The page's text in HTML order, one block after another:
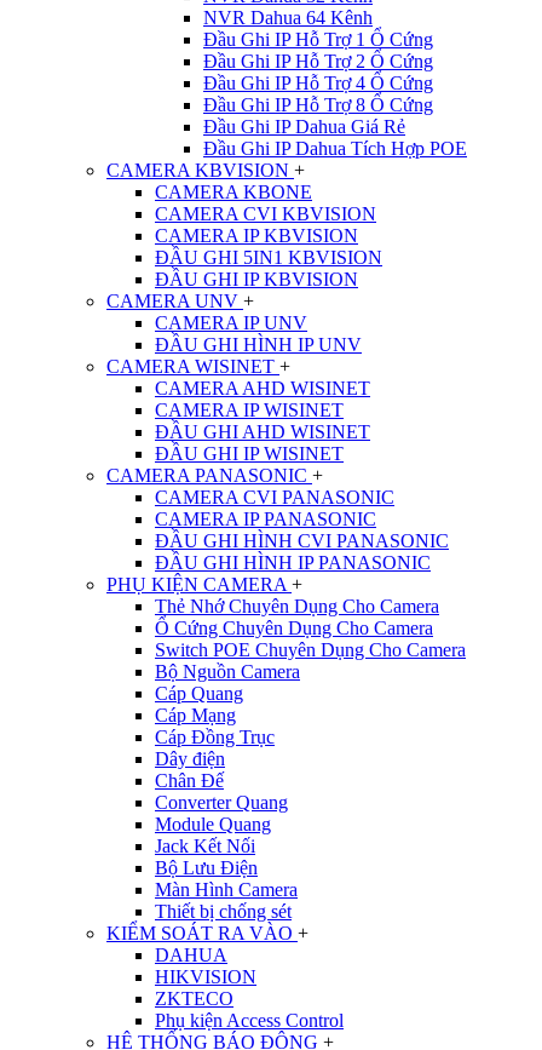
NVR Dahua 64 Kênh
Đầu Ghi IP Hỗ Trợ 1 Ổ Cứng
Đầu Ghi IP Hỗ Trợ 2 Ổ Cứng
Đầu Ghi IP Hỗ Trợ 4 Ổ Cứng
Đầu Ghi IP Hỗ Trợ 8 Ổ Cứng
Đầu Ghi IP Dahua Giá Rẻ
Đầu Ghi IP Dahua Tích Hợp POE
CAMERA KBVISION +
CAMERA KBONE
CAMERA CVI KBVISION
CAMERA IP KBVISION
ĐẦU GHI 5IN1 KBVISION
ĐẦU GHI IP KBVISION
CAMERA UNV +
CAMERA IP UNV
ĐẦU GHI HÌNH IP UNV
CAMERA WISINET +
CAMERA AHD WISINET
CAMERA IP WISINET
ĐẦU GHI AHD WISINET
ĐẦU GHI IP WISINET
CAMERA PANASONIC +
CAMERA CVI PANASONIC
CAMERA IP PANASONIC
ĐẦU GHI HÌNH CVI PANASONIC
ĐẦU GHI HÌNH IP PANASONIC
PHỤ KIỆN CAMERA +
Thẻ Nhớ Chuyên Dụng Cho Camera
Ổ Cứng Chuyên Dụng Cho Camera
Switch POE Chuyên Dụng Cho Camera
Bộ Nguồn Camera
Cáp Quang
Cáp Mạng
Cáp Đồng Trục
Dây điện
Chân Đế
Converter Quang
Module Quang
Jack Kết Nối
Bộ Lưu Điện
Màn Hình Camera
Thiết bị chống sét
KIỂM SOÁT RA VÀO +
DAHUA
HIKVISION
ZKTECO
Phụ kiện Access Control
HỆ THỐNG BÁO ĐỘNG +